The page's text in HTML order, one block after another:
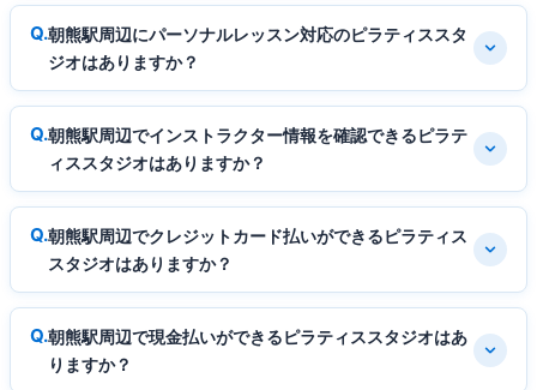
朝熊駅周辺にパーソナルレッスン対応のピラティススタ
ジオはありますか？
朝熊駅周辺でインストラクター情報を確認できるピラテ
ィススタジオはありますか？
朝熊駅周辺でクレジットカード払いができるピラティス
スタジオはありますか？
朝熊駅周辺で現金払いができるピラティススタジオはあ
りますか？